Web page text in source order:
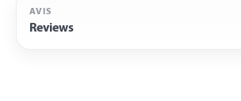
AVIS
Reviews